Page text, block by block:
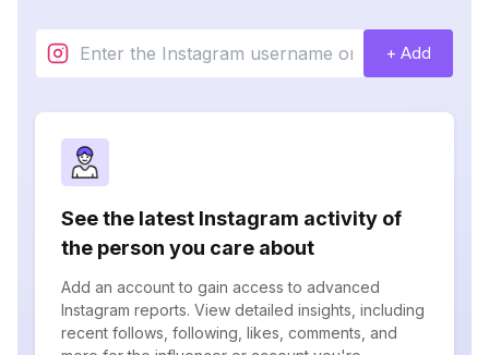
+ Add
See the latest Instagram activity of
the person you care about
Add an account to gain access to advanced
Instagram reports. View detailed insights, including
recent follows, following, likes, comments, and